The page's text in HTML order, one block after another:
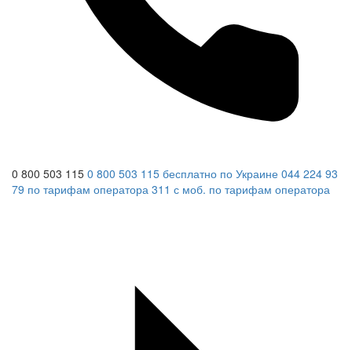
0 800 503 115 0 800 503 115 бесплатно по Украине 044 224 93
79 по тарифам оператора 311 с моб. по тарифам оператора